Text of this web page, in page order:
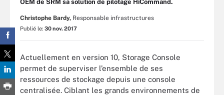
OEM de SRM sa solution de pilotage HiCommand.
Christophe Bardy, Responsable infrastructures
Publié le: 30 nov. 2017
Actuellement en version 10, Storage Console
permet de superviser l’ensemble de ses
ressources de stockage depuis une console
centralisée. Ciblant les grands environnements de